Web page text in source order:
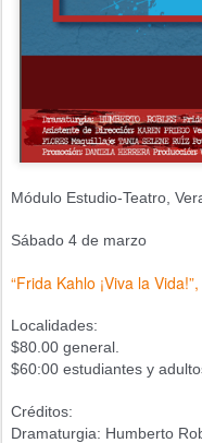
Módulo Estudio-Teatro,
Sábado 4 de marzo
“Frida Kahlo ¡Viva la
Localidades:
$80.00 general.
$60:00 estudiantes y
Créditos:
Dramaturgia: Humberto